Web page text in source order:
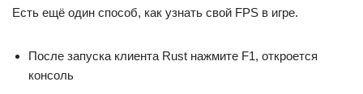
Есть ещё один способ, как узнать свой FPS в игре.
После запуска клиента Rust нажмите F1, откроется
консоль